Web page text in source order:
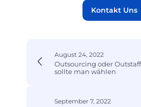
Kontakt Uns
August 24, 2022
Outsourcing oder
sollte man wählen
September 7, 2022